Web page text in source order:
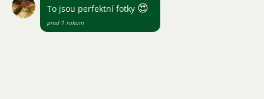
To jsou perfektní fotky 😍
pred 1 rokom